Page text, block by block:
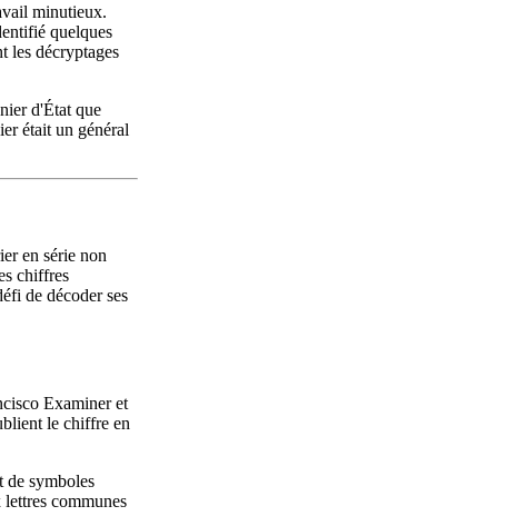
minutieux.
quelques
les décryptages
d'État que
était un général
en série non
chiffres
de décoder ses
Examiner et
le chiffre en
de symboles
communes